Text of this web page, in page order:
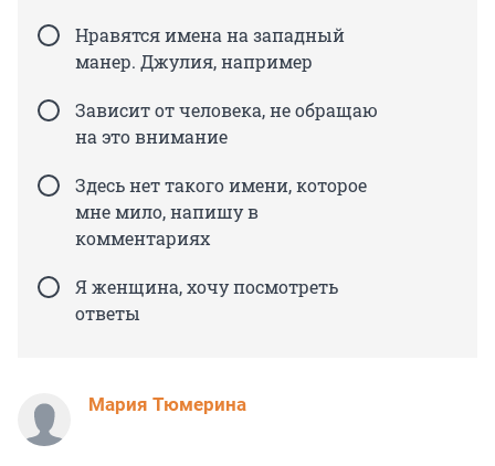
Нравятся имена на западный
манер. Джулия, например
Зависит от человека, не обращаю
на это внимание
Здесь нет такого имени, которое
мне мило, напишу в
комментариях
Я женщина, хочу посмотреть
ответы
Мария Тюмерина